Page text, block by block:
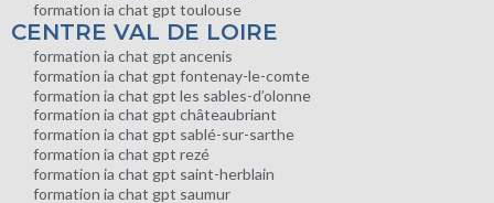
formation ia chat gpt toulouse
CENTRE VAL DE LOIRE
formation ia chat gpt ancenis
formation ia chat gpt fontenay-le-comte
formation ia chat gpt les sables-d’olonne
formation ia chat gpt châteaubriant
formation ia chat gpt sablé-sur-sarthe
formation ia chat gpt rezé
formation ia chat gpt saint-herblain
formation ia chat gpt saumur